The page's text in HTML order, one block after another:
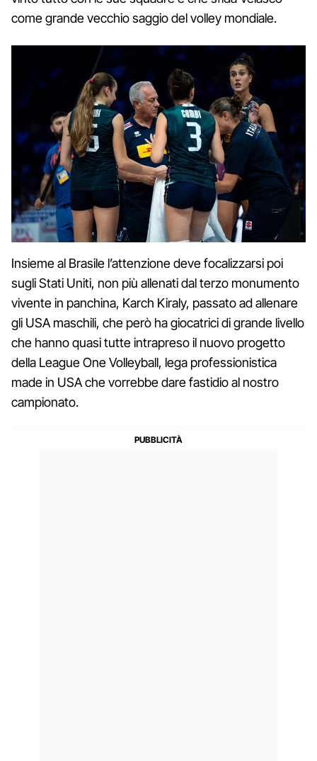
come grande vecchio saggio del volley mondiale.
Insieme al Brasile l’attenzione deve focalizzarsi poi
sugli Stati Uniti, non più allenati dal terzo monumento
vivente in panchina, Karch Kiraly, passato ad allenare
gli USA maschili, che però ha giocatrici di grande livello
che hanno quasi tutte intrapreso il nuovo progetto
della League One Volleyball, lega professionistica
made in USA che vorrebbe dare fastidio al nostro
campionato.